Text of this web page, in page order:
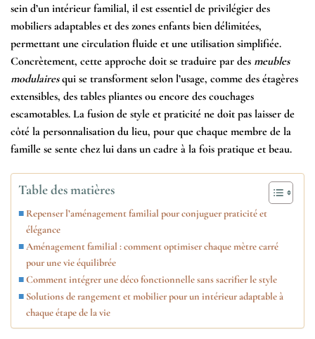
sein d’un intérieur familial, il est essentiel de privilégier des
mobiliers adaptables et des zones enfants bien délimitées,
permettant une circulation fluide et une utilisation simplifiée.
Concrètement, cette approche doit se traduire par des meubles
modulairesqui se transforment selon l’usage, comme des étagères
extensibles, des tables pliantes ou encore des couchages
escamotables. La fusion de style et praticité ne doit pas laisser de
côté la personnalisation du lieu, pour que chaque membre de la
famille se sente chez lui dans un cadre à la fois pratique et beau.
Table des matières
Repenser l’aménagement familial pour conjuguer praticité et
élégance
Aménagement familial : comment optimiser chaque mètre carré
pour une vie équilibrée
Comment intégrer une déco fonctionnelle sans sacrifier le style
Solutions de rangement et mobilier pour un intérieur adaptable à
chaque étape de la vie